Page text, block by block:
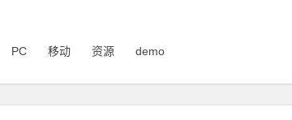
PC 移动 资源 demo